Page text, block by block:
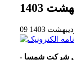
1403
ارديبهشت 1403
شرکت شمسا -